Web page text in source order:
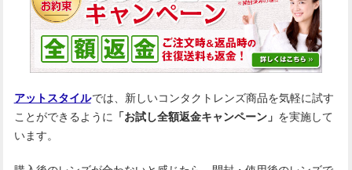
アットスタイルでは、新しいコンタクトレンズ商品を気軽に試す
ことができるように
「お試し全額返金キャンペーン」 を実施して
います。